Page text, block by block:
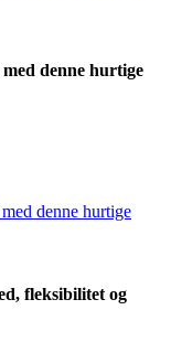
denne hurtige
fleksibilitet og